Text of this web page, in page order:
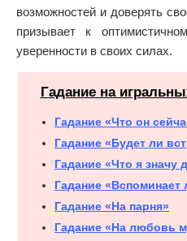
возможностей и доверять
призывает к
уверенности в своих силах.
Гадание на
Гадание «Что он
Гадание «Будет ли
Гадание «Что я значу
Гадание «Вспоминает
Гадание «На парня»
Гадание «На любовь